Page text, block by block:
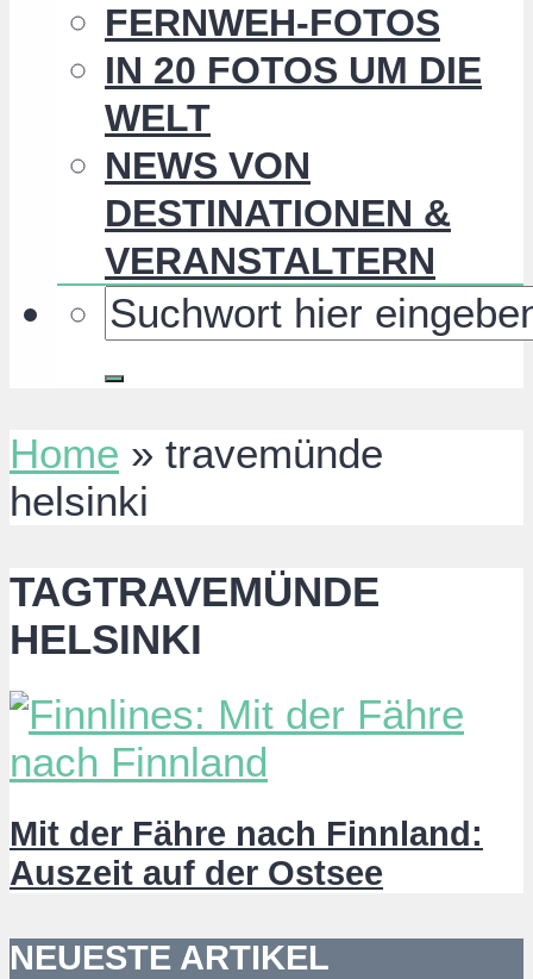
FERNWEH-FOTOS
IN 20 FOTOS UM DIE
WELT
NEWS VON
DESTINATIONEN &
VERANSTALTERN
Home » travemünde
helsinki
TAGTRAVEMÜNDE
HELSINKI
Mit der Fähre nach Finnland:
Auszeit auf der Ostsee
NEUESTE ARTIKEL